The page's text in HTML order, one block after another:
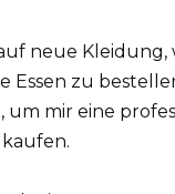
neue Kleidung,
Essen zu
um mir eine